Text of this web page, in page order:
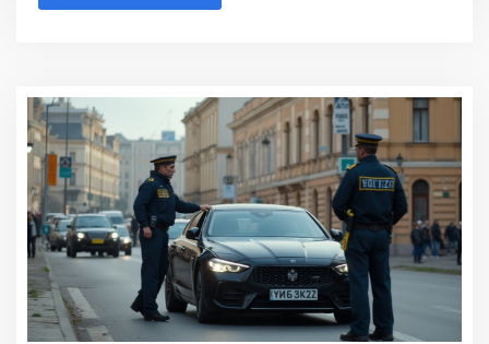
полезные советы для водителей, чтобы